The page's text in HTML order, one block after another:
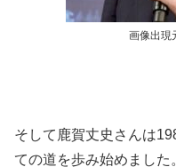
画像出現
そして鹿賀丈史さんは
ての道を歩み始めまし